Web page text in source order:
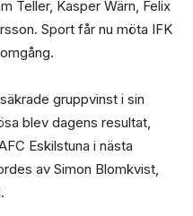
Teller, Kasper Wärn, Felix
Sport får nu möta IFK
gruppvinst i sin
blev dagens resultat,
Eskilstuna i nästa
av Simon Blomkvist,